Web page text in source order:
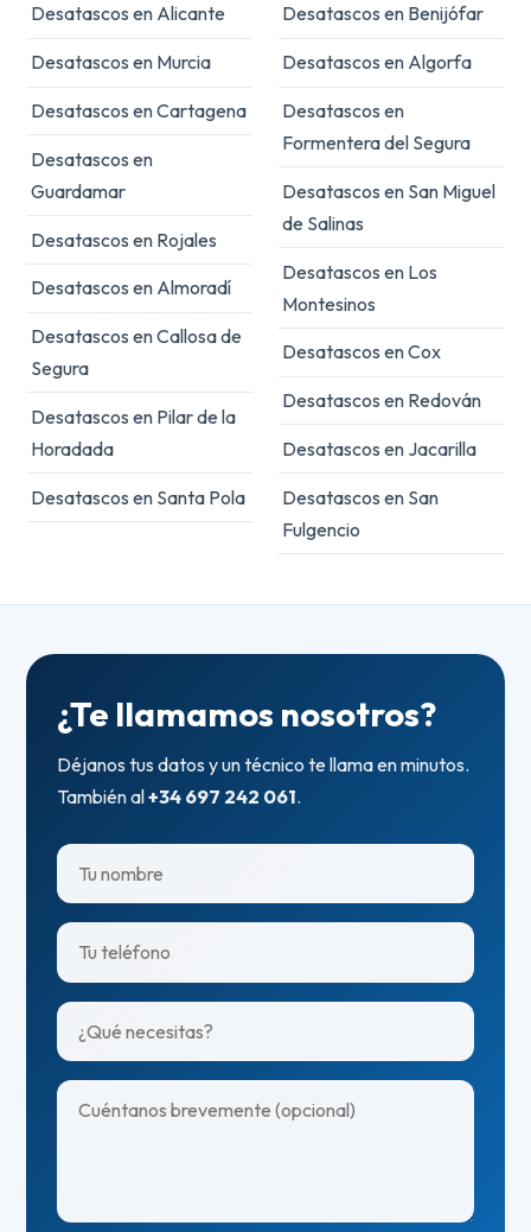
Desatascos en Alicante
Desatascos en Murcia
Desatascos en Cartagena
Desatascos en
Guardamar
Desatascos en Rojales
Desatascos en Almoradí
Desatascos en Callosa de
Segura
Desatascos en Pilar de la
Horadada
Desatascos en Santa Pola
Desatascos en Benijófar
Desatascos en Algorfa
Desatascos en
Formentera del Segura
Desatascos en San Miguel
de Salinas
Desatascos en Los
Montesinos
Desatascos en Cox
Desatascos en Redován
Desatascos en Jacarilla
Desatascos en San
Fulgencio
¿Te llamamos nosotros?
Déjanos tus datos y un técnico te llama en minutos.
También al+34 697 242 061.